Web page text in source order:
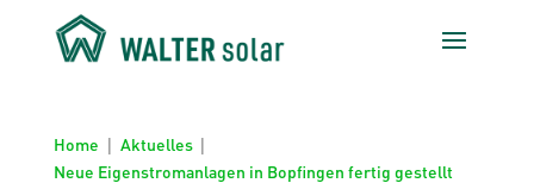
Home | Aktuelles |
Neue Eigenstromanlagen in Bopfingen fertig gestellt